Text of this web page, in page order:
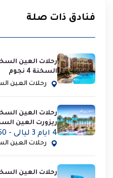
فنادق ذات صلة
رحلات العين
السخنة 4 نجوم
رحلات العين
رحلات العين
ريزورت العين
4 ايام 3 ليالى - 6750 جنية مصري
رحلات العين
رحلات العين